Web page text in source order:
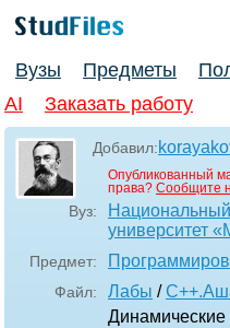
Вузы Предметы
AI
Заказать работу
Добавил:
Опубликованный
права? Сообщите
Вуз:
Национальный
университет
Предмет:
Файл: Лабы /
Динамические